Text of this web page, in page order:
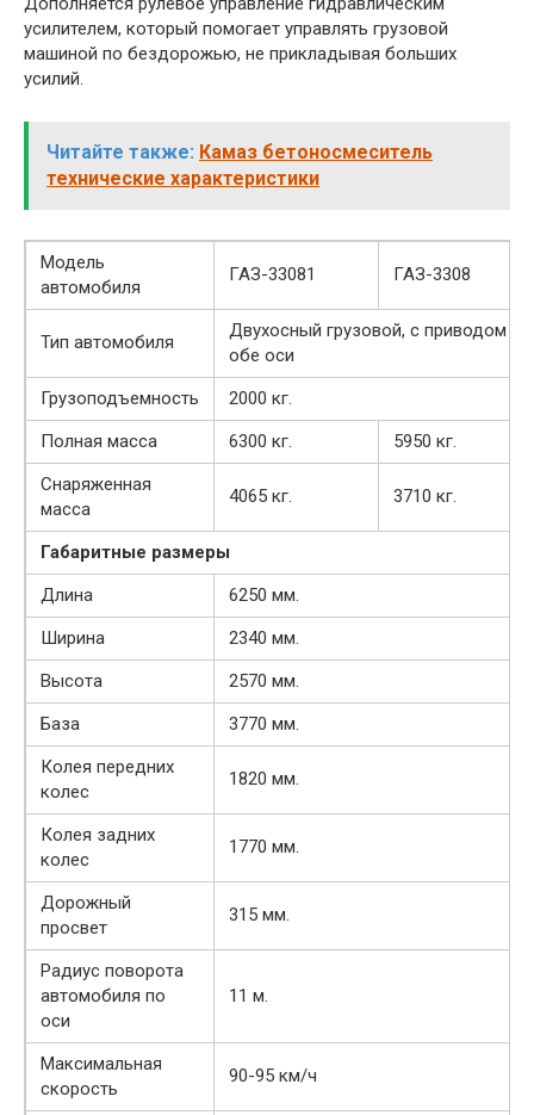
усилителем, который помогает управлять грузовой
машиной по бездорожью, не прикладывая больших
усилий.
Читайте также: Камаз бетоносмеситель
технические характеристики
Модель
автомобиля
ГАЗ-33081 ГАЗ-3308
Тип автомобиля
Двухосный грузовой, с приводом на
обе оси
Грузоподъемность
2000 кг.
Полная масса
6300 кг.
5950 кг.
Снаряженная
масса
4065 кг. 3710 кг.
Габаритные размеры
Длина
6250 мм.
Ширина
2340 мм.
Высота
2570 мм.
База
3770 мм.
Колея передних
колес
1820 мм.
Колея задних
колес
1770 мм.
Дорожный
просвет
315 мм.
Радиус поворота
автомобиля по
оси
11 м.
Максимальная
скорость
90-95 км/ч